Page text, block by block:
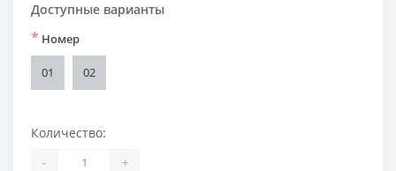
Доступные варианты
* Номер
01 02
Количество:
- +